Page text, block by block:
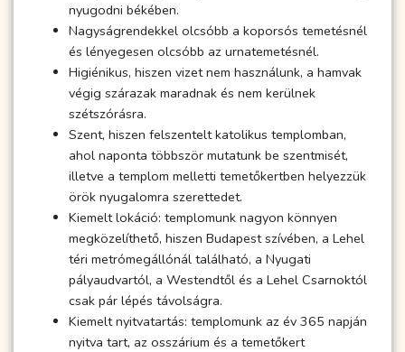
nyugodni békében.
Nagyságrendekkel olcsóbb a koporsós temetésnél
és lényegesen olcsóbb az urnatemetésnél.
Higiénikus, hiszen vizet nem használunk, a hamvak
végig szárazak maradnak és nem kerülnek
szétszórásra.
Szent, hiszen felszentelt katolikus templomban,
ahol naponta többször mutatunk be szentmisét,
illetve a templom melletti temetőkertben helyezzük
örök nyugalomra szerettedet.
Kiemelt lokáció: templomunk nagyon könnyen
megközelíthető, hiszen Budapest szívében, a Lehel
téri metrómegállónál található, a Nyugati
pályaudvartól, a Westendtől és a Lehel Csarnoktól
csak pár lépés távolságra.
Kiemelt nyitvatartás: templomunk az év 365 napján
nyitva tart, az osszárium és a temetőkert